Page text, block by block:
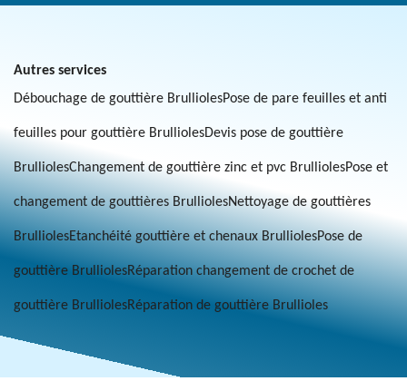
Autres services
Débouchage de gouttière BrulliolesPose de pare feuilles et anti
feuilles pour gouttière BrulliolesDevis pose de gouttière
BrulliolesChangement de gouttière zinc et pvc BrulliolesPose et
changement de gouttières BrulliolesNettoyage de gouttières
BrulliolesEtanchéité gouttière et chenaux BrulliolesPose de
gouttière BrulliolesRéparation changement de crochet de
gouttière BrulliolesRéparation de gouttière Brullioles